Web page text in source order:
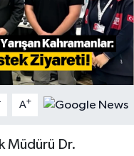
A+
Müdürü Dr.